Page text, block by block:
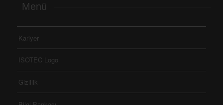
Menü
Kariyer
ISOTEC Logo
Gizlilik